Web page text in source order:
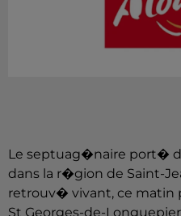
Le septuag�naire port�
dans la r�gion de Saint-
retrouv� vivant, ce matin
St Georges-de-